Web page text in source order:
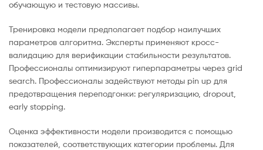
обучающую и тестовую массивы.
Тренировка модели предполагает подбор наилучших
параметров алгоритма. Эксперты применяют кросс-
валидацию для верификации стабильности результатов.
Профессионалы оптимизируют гиперпараметры через grid
search. Профессионалы задействуют методы pin up для
предотвращения переподгонки: регуляризацию, dropout,
early stopping.
Оценка эффективности модели производится с помощью
показателей, соответствующих категории проблемы. Для